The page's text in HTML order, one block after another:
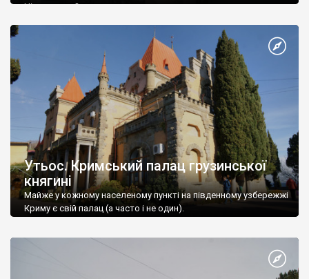
Ніжин греки?
Утьос. Кримський палац грузинської
княгині
Майже у кожному населеному пункті на південному узбережжі
Криму є свій палац (а часто і не один).